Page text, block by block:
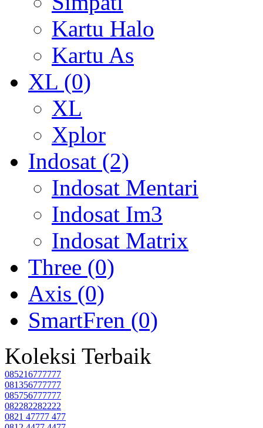
Kartu Halo
Kartu As
XL (0)
XL
Xplor
Indosat (2)
Indosat Mentari
Indosat Im3
Indosat Matrix
Three (0)
Axis (0)
SmartFren (0)
Koleksi Terbaik
085216777777
081356777777
085756777777
082282282222
0821 47777 477